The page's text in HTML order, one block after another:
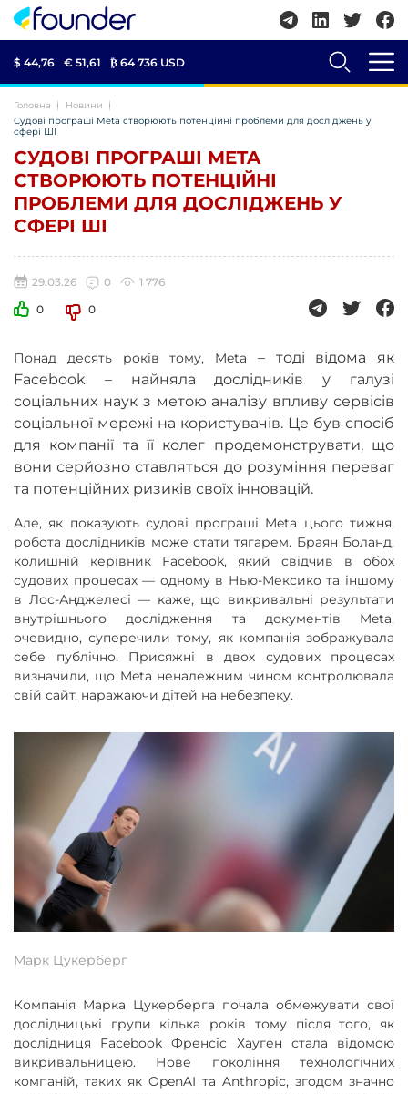
$ 44,76 € 51,61 ₿ 64 736 USD
Головна
Новини
Судові програші Meta створюють потенційні проблеми для досліджень у
сфері ШІ
СУДОВІ ПРОГРАШІ META
СТВОРЮЮТЬ ПОТЕНЦІЙНІ
ПРОБЛЕМИ ДЛЯ ДОСЛІДЖЕНЬ У
СФЕРІ ШІ
29.03.26 0
1 776
0
0
Понад десять років тому, Meta – тоді відома як
Facebook – найняла дослідників у галузі
соціальних наук з метою аналізу впливу сервісів
соціальної мережі на користувачів. Це був спосіб
для компанії та її колег продемонструвати, що
вони серйозно ставляться до розуміння переваг
та потенційних ризиків своїх інновацій.
Але, як показують судові програші Meta цього тижня,
робота дослідників може стати тягарем. Браян Боланд,
колишній керівник Facebook, який свідчив в обох
судових процесах — одному в Нью-Мексико та іншому
в Лос-Анджелесі — каже, що викривальні результати
внутрішнього дослідження та документів Meta,
очевидно, суперечили тому, як компанія зображувала
себе публічно. Присяжні в двох судових процесах
визначили, що Meta неналежним чином контролювала
свій сайт, наражаючи дітей на небезпеку.
Марк Цукерберг
Компанія Марка Цукерберга почала обмежувати свої
дослідницькі групи кілька років тому після того, як
дослідниця Facebook Френсіс Хауген стала відомою
викривальницею. Нове покоління технологічних
компаній, таких як OpenAI та Anthropic, згодом значно